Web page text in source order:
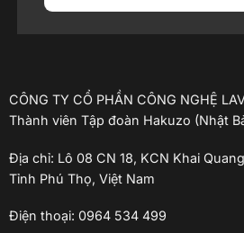
CÔNG TY CỔ PHẦN CÔNG NGHỆ
Thành viên Tập đoàn Hakuzo (Nhật
Địa chỉ: Lô 08 CN 18, KCN Khai
Tỉnh Phú Thọ, Việt Nam
Điện thoại: 0964 534 499